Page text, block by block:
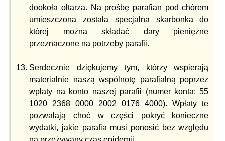
dookoła ołtarza. Na prośbę parafian pod chórem
umieszczona została specjalna skarbonka do
której można składać dary pieniężne
przeznaczone na potrzeby parafii.
Serdecznie dziękujemy tym, którzy wspierają
materialnie naszą wspólnotę parafialną poprzez
wpłaty na konto naszej parafii (numer konta: 55
1020 2368 0000 2002 0176 4000). Wpłaty te
pozwalają choć w części pokryć konieczne
wydatki, jakie parafia musi ponosić bez względu